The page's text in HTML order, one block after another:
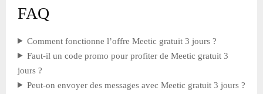
FAQ
Comment fonctionne l’offre Meetic gratuit 3 jours ?
Faut-il un code promo pour profiter de Meetic gratuit 3
jours ?
Peut-on envoyer des messages avec Meetic gratuit 3 jours ?